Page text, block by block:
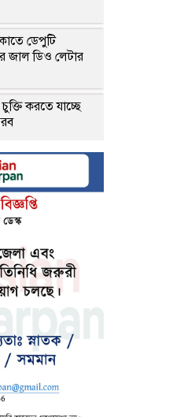
ডেপুটি
জাল ডিও লেটার
চুক্তি করতে যাচ্ছে
কমিয়েছে সোনার
স্কুলে বন্দুক হামলায়
বজ্রসহ বৃষ্টির